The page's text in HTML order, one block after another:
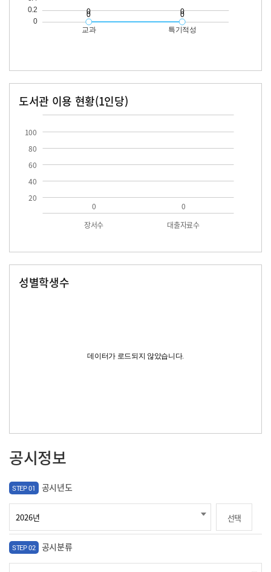
도서관 이용 현황(1인당)
20
40
60
80
100
장서수 대출자료수
0 0
성별학생수
데이터가 로드되지 않았습니다.
공시정보
STEP 01 공시년도
선택
STEP 02 공시분류